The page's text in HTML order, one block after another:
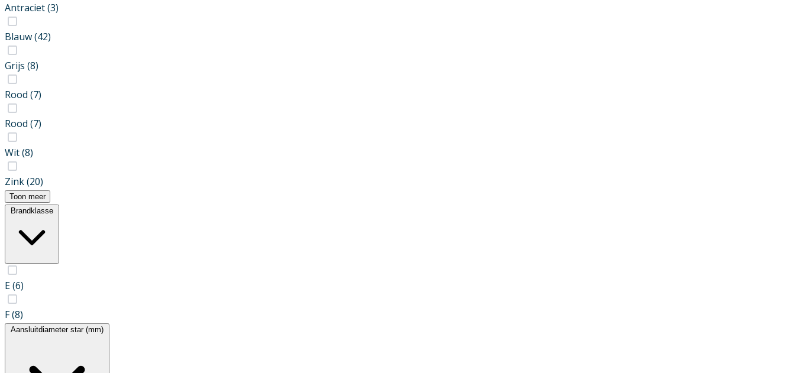
Antraciet(3)
Blauw(42)
Grijs (8)
Rood (7)
Rood (7)
Wit(8)
Zink(20)
Toon meer
Brandklasse
E(6)
F(8)
Aansluitdiameter star (mm)